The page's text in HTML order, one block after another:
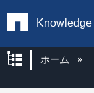
グロー
ホーム